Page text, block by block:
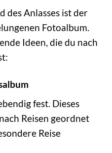
des Anlasses ist der
Fotoalbum.
Ideen, die du nach
fest. Dieses
Reisen geordnet
Reise